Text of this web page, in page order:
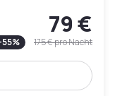
79 €
55% 175 €pro Nacht